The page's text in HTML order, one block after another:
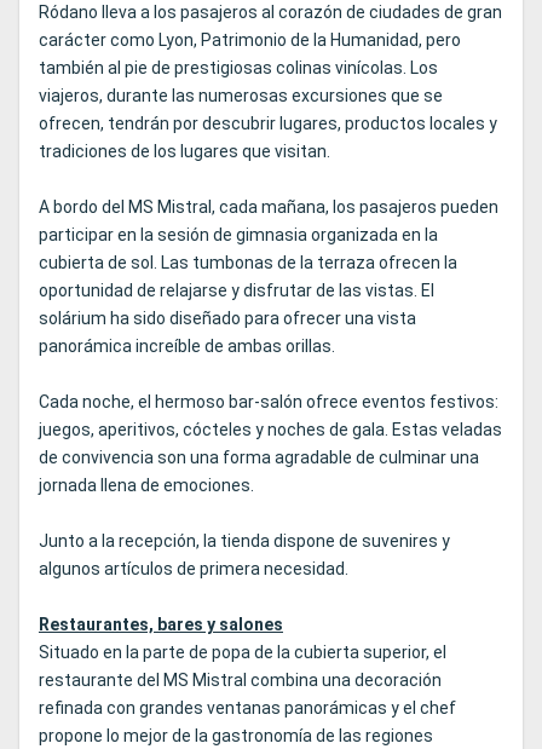
Ródano lleva a los pasajeros al corazón de ciudades de gran
carácter como Lyon, Patrimonio de la Humanidad, pero
también al pie de prestigiosas colinas vinícolas. Los
viajeros, durante las numerosas excursiones que se
ofrecen, tendrán por descubrir lugares, productos locales y
tradiciones de los lugares que visitan.
A bordo del MS Mistral, cada mañana, los pasajeros pueden
participar en la sesión de gimnasia organizada en la
cubierta de sol. Las tumbonas de la terraza ofrecen la
oportunidad de relajarse y disfrutar de las vistas. El
solárium ha sido diseñado para ofrecer una vista
panorámica increíble de ambas orillas.
Cada noche, el hermoso bar-salón ofrece eventos festivos:
juegos, aperitivos, cócteles y noches de gala. Estas veladas
de convivencia son una forma agradable de culminar una
jornada llena de emociones.
Junto a la recepción, la tienda dispone de suvenires y
algunos artículos de primera necesidad.
Restaurantes, bares y salones
Situado en la parte de popa de la cubierta superior, el
restaurante del MS Mistral combina una decoración
refinada con grandes ventanas panorámicas y el chef
propone lo mejor de la gastronomía de las regiones